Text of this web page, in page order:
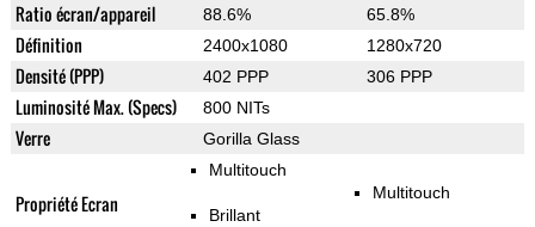
Ratio écran/appareil 88.6% 65.8%
Définition 2400x1080 1280x720
Densité (PPP) 402 PPP 306 PPP
Luminosité Max. (Specs) 800 NITs
Verre Gorilla Glass
Propriété Ecran
Multitouch
Brillant
Multitouch